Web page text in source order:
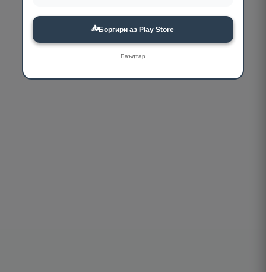
📥Боргирӣ аз Play Store
Баъдтар